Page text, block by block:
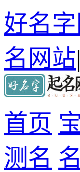
好名字
名网站|
首页
测名